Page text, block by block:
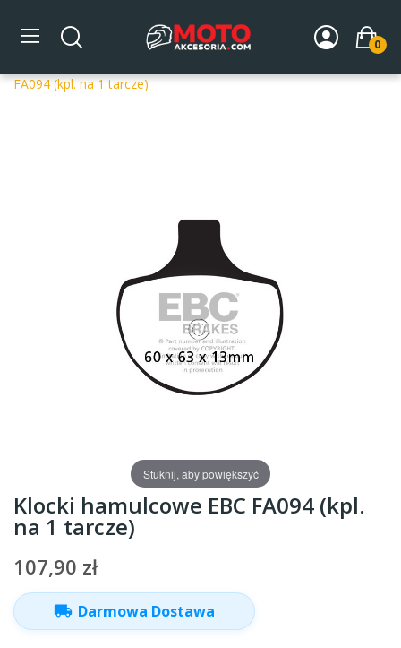
0
Strona główna DLA MOTOCYKLA
Układ hamulcowy
FA094 (kpl. na 1 tarcze)
Stuknij, aby powiększyć
Klocki hamulcowe EBC FA094 (kpl.
na 1 tarcze)
107,90 zł
local_shipping Darmowa Dostawa